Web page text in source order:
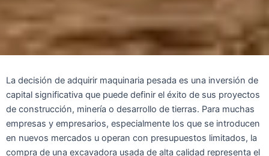
La decisión de adquirir maquinaria pesada es una inversión de
capital significativa que puede definir el éxito de sus proyectos
de construcción, minería o desarrollo de tierras. Para muchas
empresas y empresarios, especialmente los que se introducen
en nuevos mercados u operan con presupuestos limitados, la
compra de una excavadora usada de alta calidad representa el